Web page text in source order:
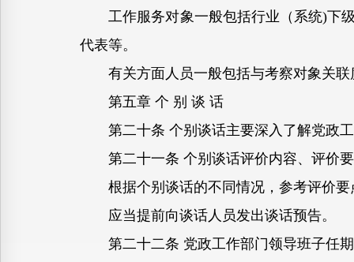
工作服务对象一般包括行业（系统)下级
代表等。
有关方面人员一般包括与考察对象关联
第五章 个 别 谈 话
第二十条 个别谈话主要深入了解党政工
第二十一条 个别谈话评价内容、评价要
根据个别谈话的不同情况，参考评价要
应当提前向谈话人员发出谈话预告。
第二十二条 党政工作部门领导班子任期